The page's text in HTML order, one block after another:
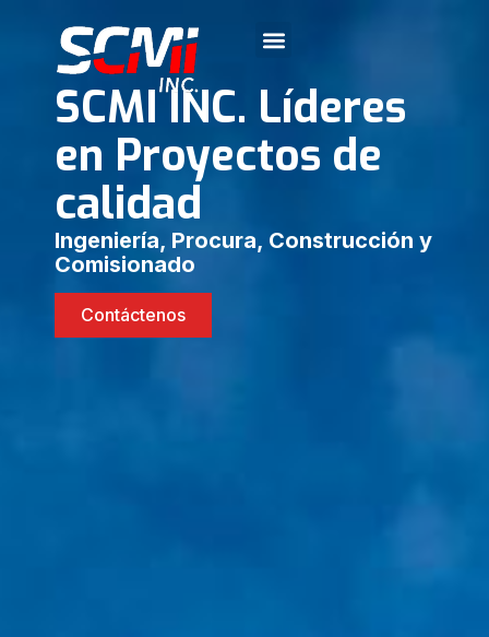
SCMI INC. Líderes
en Proyectos de
calidad
Ingeniería, Procura, Construcción y
Comisionado
Contáctenos